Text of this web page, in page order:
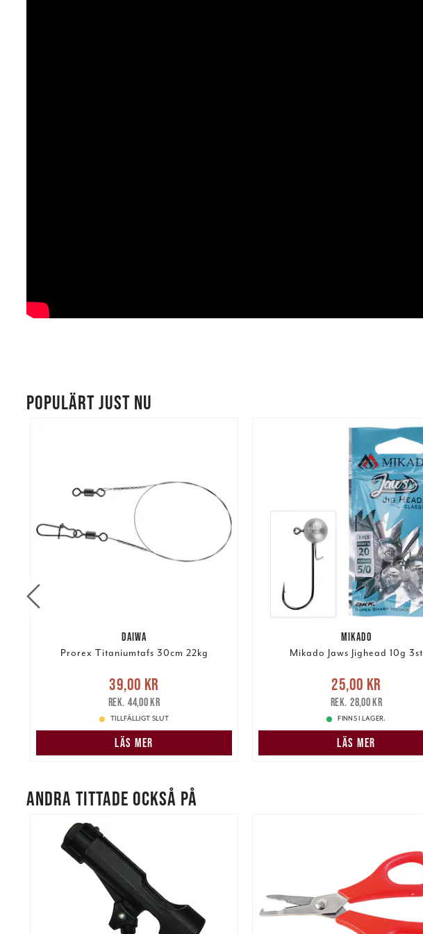
POPULÄRT JUST NU
DAIWA
Prorex Titaniumtafs 30cm 22kg
Nuvarande pris :39,00 kr
pris: 44,00 kr
39,00 kr
44,00 kr
TILLFÄLLIGT SLUT
LÄS MER
MIKADO
Mikado Jaws Jighead 10g 3st
Nuvarande pris :25,00 kr
pris: 28,00 kr
25,00 kr
28,00 kr
FINNS I LAGER.
LÄS MER
ANDRA TITTADE OCKSÅ PÅ